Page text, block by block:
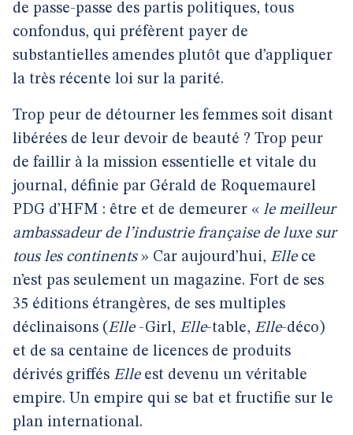
de passe-passe des partis politiques, tous
confondus, qui préfèrent payer de
substantielles amendes plutôt que d’appliquer
la très récente loi sur la parité.
Trop peur de détourner les femmes soit disant
libérées de leur devoir de beauté ? Trop peur
de faillir à la mission essentielle et vitale du
journal, définie par Gérald de Roquemaurel
PDG d’HFM : être et de demeurer « le meilleur
ambassadeur de l’industrie française de luxe sur
tous les continents» Car aujourd’hui, Elle ce
n’est pas seulement un magazine. Fort de ses
35 éditions étrangères, de ses multiples
déclinaisons (Elle-Girl, Elle-table, Elle-déco)
et de sa centaine de licences de produits
dérivés griffés Elleest devenu un véritable
empire. Un empire qui se bat et fructifie sur le
plan international.